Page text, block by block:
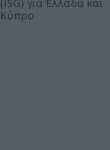
(ISG) για Ελλάδα και
Κύπρο